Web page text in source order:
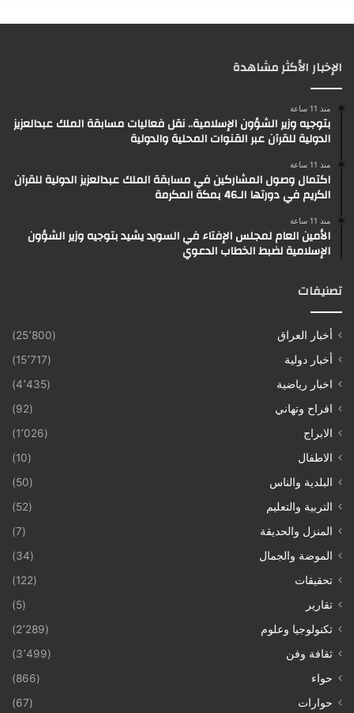
الإخبار الأكثر مشاهدة
منذ 11 ساعة
بتوجيه وزير الشؤون الإسلامية.. نقل فعاليات مسابقة الملك عبدالعزيز
الدولية للقرآن عبر القنوات المحلية والدولية
منذ 11 ساعة
اكتمال وصول المشاركين في مسابقة الملك عبدالعزيز الدولية للقرآن
الكريم في دورتها الـ46 بمكة المكرمة
منذ 11 ساعة
الأمين العام لمجلس الإفتاء في السويد يشيد بتوجيه وزير الشؤون
الإسلامية لضبط الخطاب الدعوي
تصنيفات
أخبار العراق
(25٬800)
أخبار دولية
(15٬717)
اخبار رياضية
(4٬435)
افراح وتهاني
(92)
الابراج
(1٬026)
الاطفال
(10)
البلدية والناس
(50)
التربية والتعليم
(52)
المنزل والحديقة
(7)
الموضة والجمال
(34)
تحقيقات
(122)
تقارير
(5)
تكنولوجيا وعلوم
(2٬289)
ثقافة وفن
(3٬499)
حواء
(866)
حوارات
(67)